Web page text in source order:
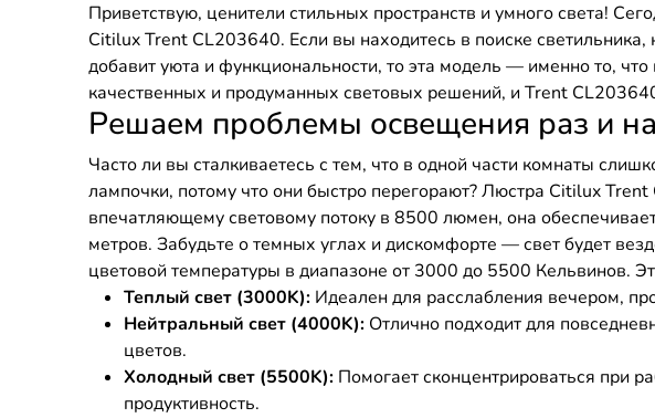
Приветствую, ценители стильных пространств и умного света!
Citilux Trent CL203640. Если вы находитесь в поиске
добавит уюта и функциональности, то эта модель — именно то,
качественных и продуманных световых решений, и Trent
Решаем проблемы освещения раз и
Часто ли вы сталкиваетесь с тем, что в одной части комнаты
лампочки, потому что они быстро перегорают? Люстра Citilux
впечатляющему световому потоку в 8500 люмен, она
метров. Забудьте о темных углах и дискомфорте — свет будет
цветовой температуры в диапазоне от 3000 до 5500 Кельвинов.
Теплый свет (3000K): Идеален для расслабления вечером,
Нейтральный свет (4000K): Отлично подходит для
цветов.
Холодный свет (5500K): Помогает сконцентрироваться при
продуктивность.